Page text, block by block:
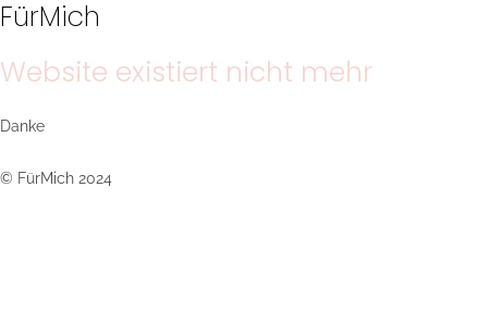
FürMich
Website existiert nicht mehr
Danke
© FürMich 2024